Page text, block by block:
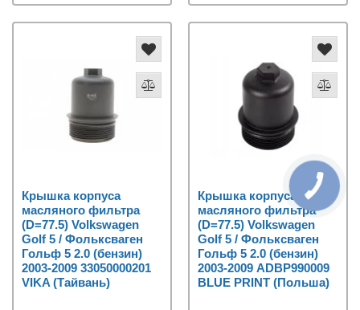
Крышка корпуса
масляного фильтра
(D=77.5) Volkswagen
Golf 5 / Фольксваген
Гольф 5 2.0 (бензин)
2003-2009 33050000201
VIKA (Тайвань)
Крышка корпуса
масляного фильтра
(D=77.5) Volkswagen
Golf 5 / Фольксваген
Гольф 5 2.0 (бензин)
2003-2009 ADBP990009
BLUE PRINT (Польша)